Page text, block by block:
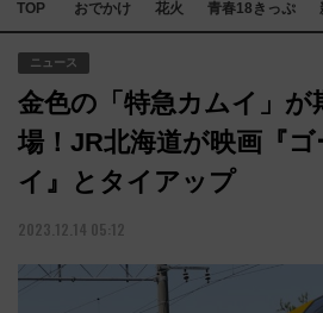
TOP おでかけ 花火 青春18きっぷ
ニュース
金色の「特急カムイ」が
場！JR北海道が映画『
イ』とタイアップ
2023.12.14 05:12